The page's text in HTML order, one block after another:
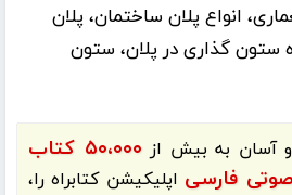
انواع پلان ساختمان، پلان
ستون گذاری در پلان، ستون
آسان به بیش از
۵۰،۰۰۰ کتاب
فارسی اپلیکیشنکتابراهرا،